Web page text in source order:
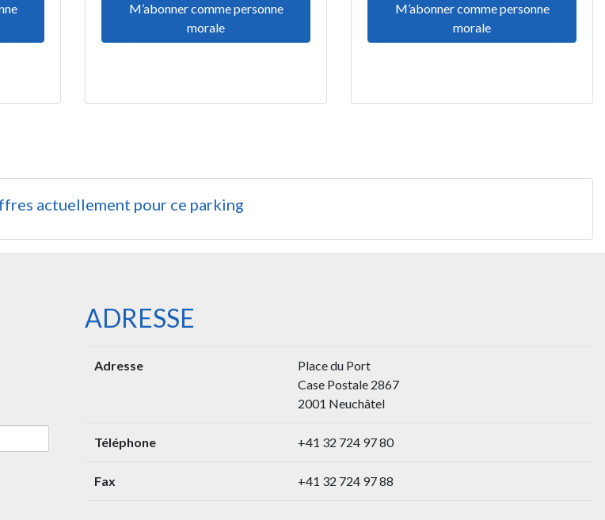
M’abonner comme personne
morale
M’abonner comme personne
morale
actuellement pour ce parking
ADRESSE
Adresse
Place du Port
Case Postale 2867
2001 Neuchâtel
Téléphone +41 32 724 97 80
Fax +41 32 724 97 88